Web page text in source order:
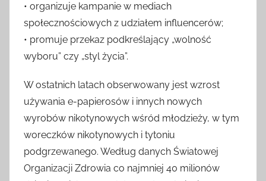
• organizuje kampanie w mediach
społecznościowych z udziałem influencerów;
• promuje przekaz podkreślający „wolność
wyboru” czy „styl życia”.
W ostatnich latach obserwowany jest wzrost
używania e-papierosów i innych nowych
wyrobów nikotynowych wśród młodzieży, w tym
woreczków nikotynowych i tytoniu
podgrzewanego. Według danych Światowej
Organizacji Zdrowia co najmniej 40 milionów